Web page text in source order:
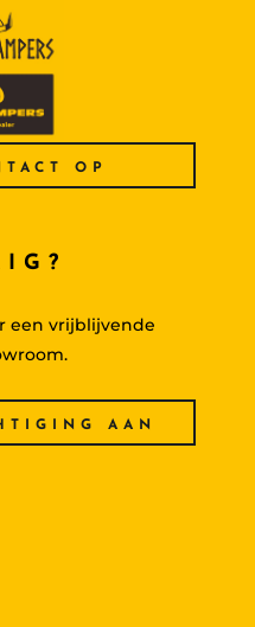
OP
een vrijblijvende
AAN